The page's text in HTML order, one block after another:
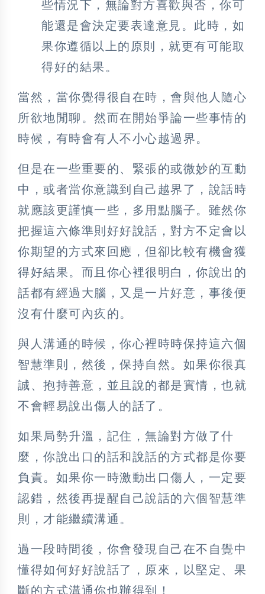
些情況下，無論對方喜歡與否，你可
能還是會決定要表達意見。此時，如
果你遵循以上的原則，就更有可能取
得好的結果。
當然，當你覺得很自在時，會與他人隨心
所欲地閒聊。然而在開始爭論一些事情的
時候，有時會有人不小心越過界。
但是在一些重要的、緊張的或微妙的互動
中，或者當你意識到自己越界了，說話時
就應該更謹慎一些，多用點腦子。雖然你
把握這六條準則好好說話，對方不定會以
你期望的方式來回應，但卻比較有機會獲
得好結果。而且你心裡很明白，你說出的
話都有經過大腦，又是一片好意，事後便
沒有什麼可內疚的。
與人溝通的時候，你心裡時時保持這六個
智慧準則，然後，保持自然。如果你很真
誠、抱持善意，並且說的都是實情，也就
不會輕易說出傷人的話了。
如果局勢升溫，記住，無論對方做了什
麼，你說出口的話和說話的方式都是你要
負責。如果你一時激動出口傷人，一定要
認錯，然後再提醒自己說話的六個智慧準
則，才能繼續溝通。
過一段時間後，你會發現自己在不自覺中
懂得如何好好說話了，原來，以堅定、果
斷的方式溝通你也辦得到！